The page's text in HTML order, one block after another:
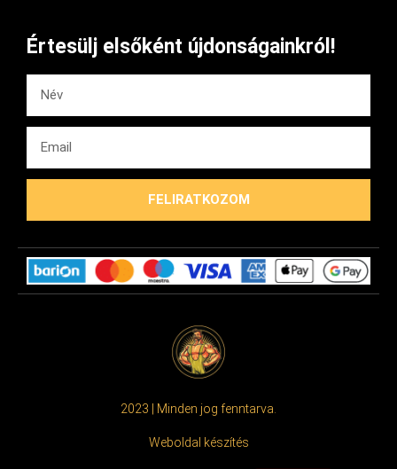
Értesülj elsőként újdonságainkról!
FELIRATKOZOM
2023 | Minden jog fenntarva.
Weboldal készítés